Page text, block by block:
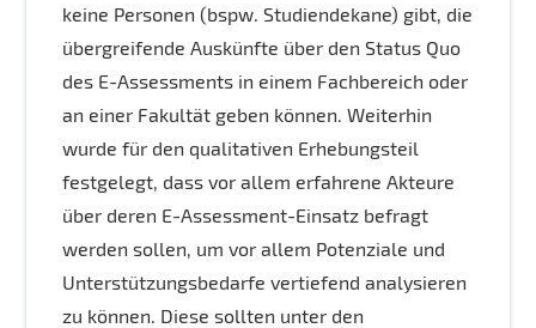
keine Personen (bspw. Studiendekane) gibt, die
übergreifende Auskünfte über den Status Quo
des E-Assessments in einem Fachbereich oder
an einer Fakultät geben können. Weiterhin
wurde für den qualitativen Erhebungsteil
festgelegt, dass vor allem erfahrene Akteure
über deren E-Assessment-Einsatz befragt
werden sollen, um vor allem Potenziale und
Unterstützungsbedarfe vertiefend analysieren
zu können. Diese sollten unter den